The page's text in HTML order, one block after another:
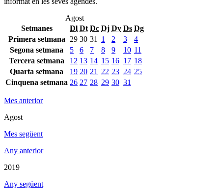
Agost
Setmanes
Dl Dt Dc Dj Dv Ds Dg
Primera setmana
29 30 31 1 2 3
4
Segona setmana
5 6 7 8 9 10 11
Tercera setmana
12 13 14 15 16 17 18
Quarta setmana
19 20 21 22 23 24 25
Cinquena setmana 26 27 28 29 30 31
Mes anterior
Agost
Mes següent
Any anterior
2019
Any següent